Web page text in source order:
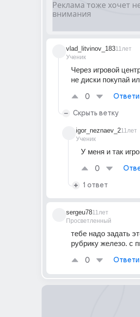
vlad_litvinov_183
Ученик
11лет
Через игровой
не диски покупай
0
Скрыть ветку
igor_neznaev_2
Ученик
11лет
У меня и так
0
1 ответ
sergeu78
Просветленный
11лет
тебе надо задать
рубрику железо. с
0